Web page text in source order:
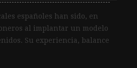
españoles han sido, en
al implantar un modelo
Su experiencia, balance